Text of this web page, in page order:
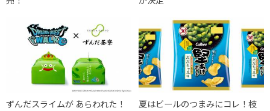
ずんだスライムが あらわれた！
夏はビールのつまみにコレ！枝